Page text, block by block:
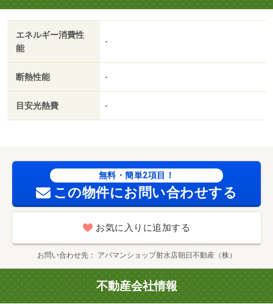
ＡＴＶ／即入居可／敷金不要／対面式キッチン／ＩＨクッ
キングヒーター／照明付／保証人不要／カードキー／２沿
線利用可／専用庭／物置／ネット使用料不要／２４時間換
気システム／２駅利用可／融雪機／敷地内ごみ置き場／プ
重説 対応物件／ローソン（コンビニ）まで４８８ｍ／フ
ァミリーマート（コンビニ）まで６０４ｍ／ファミリーマ
ート高岡問屋町店（コンビニ）まで６０１ｍ／セブンイレ
店（ドラッグストア）まで９２０ｍ/賃貸戸数:14戸
エネルギー消費性
能
-
断熱性能 -
目安光熱費 -
無料・簡単2項目！
この物件にお問い合わせする
お気に入りに追加する
お問い合わせ先 アパマンショップ射水店朝日不動産（株）
不動産会社情報